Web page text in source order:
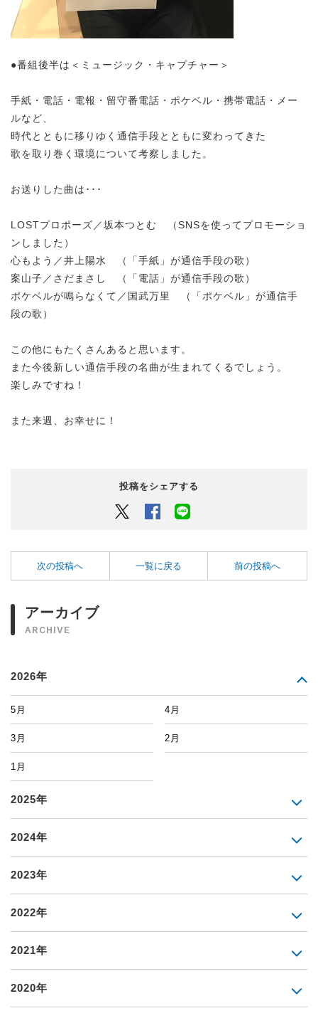
●番組後半は＜ミュージック・キャプチャー＞
手紙・電話・電報・留守番電話・ポケベル・携帯電話・メー
ルなど、
時代とともに移りゆく通信手段とともに変わってきた
歌を取り巻く環境について考察しました。
お送りした曲は･･･
LOSTプロポーズ／坂本つとむ （SNSを使ってプロモーショ
ンしました）
心もよう／井上陽水 （「手紙」が通信手段の歌）
案山子／さだまさし （「電話」が通信手段の歌）
ポケベルが鳴らなくて／国武万里 （「ポケベル」が通信手
段の歌）
この他にもたくさんあると思います。
また今後新しい通信手段の名曲が生まれてくるでしょう。
楽しみですね！
また来週、お幸せに！
投稿をシェアする
Twitter Facebook
次の投稿へ 一覧に戻る 前の投稿へ
アーカイブ
ARCHIVE
2026年
5月 4月
3月 2月
1月
2025年
2024年
2023年
2022年
2021年
2020年